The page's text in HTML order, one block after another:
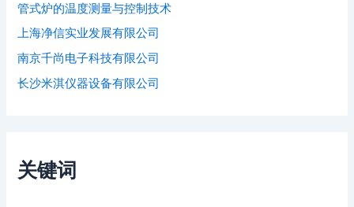
管式炉的温度测量与控制技术
上海净信实业发展有限公司
南京千尚电子科技有限公司
长沙米淇仪器设备有限公司
关键词